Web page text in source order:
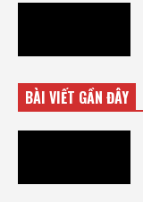
BÀI VIẾT GẦN ĐÂY